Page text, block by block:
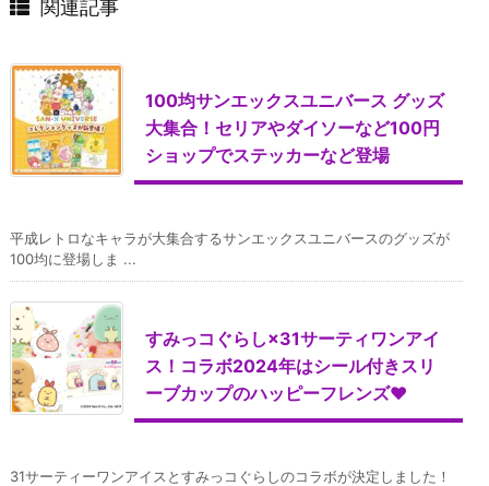
関連記事
100均サンエックスユニバース グッズ
大集合！セリアやダイソーなど100円
ショップでステッカーなど登場
平成レトロなキャラが大集合するサンエックスユニバースのグッズが
100均に登場しま ...
すみっコぐらし×31サーティワンアイ
ス！コラボ2024年はシール付きスリ
ーブカップのハッピーフレンズ♥
31サーティーワンアイスとすみっコぐらしのコラボが決定しました！